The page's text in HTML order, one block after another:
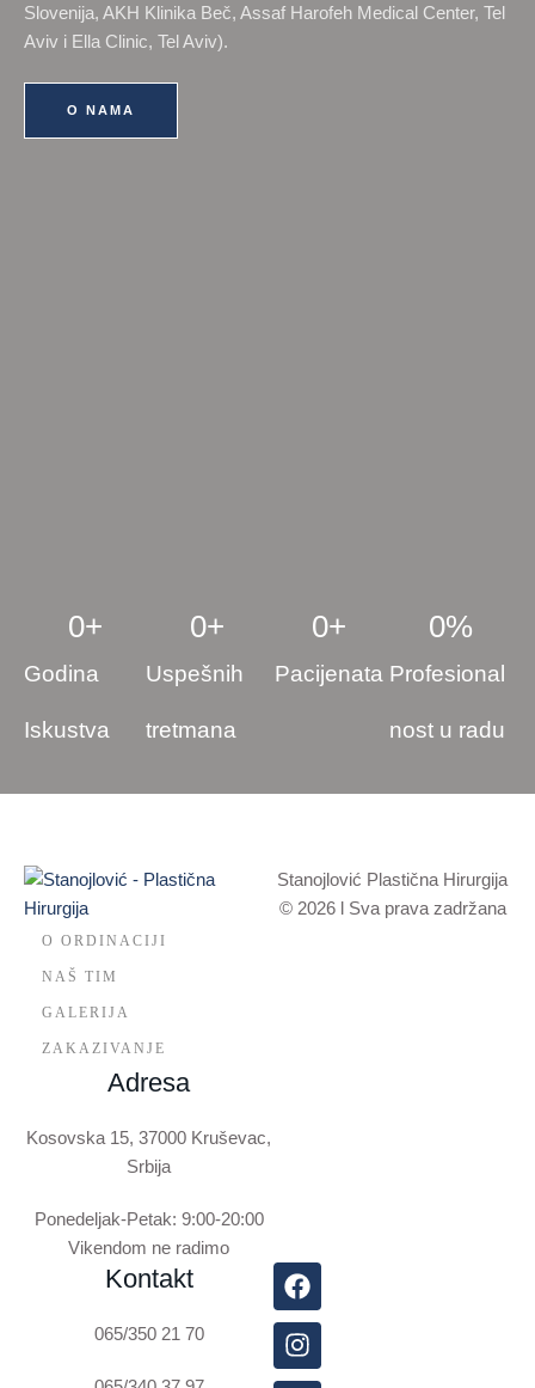
Slovenija, AKH Klinika Beč, Assaf Harofeh Medical Center, Tel
Aviv i Ella Clinic, Tel Aviv).
O NAMA
Godina
Iskustva
0+
Uspešnih
tretmana
0+
Pacijenata
0+
Profesional
nost u radu
0%
O ORDINACIJI
NAŠ TIM
GALERIJA
ZAKAZIVANJE
Adresa
Kosovska 15, 37000 Kruševac,
Srbija
Ponedeljak-Petak: 9:00-20:00
Vikendom ne radimo
Kontakt
065/350 21 70
Stanojlović Plastična Hirurgija
© 2026 l Sva prava zadržana